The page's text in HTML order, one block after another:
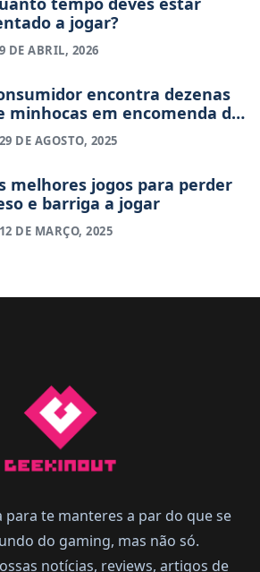
a jogar?
9 DE ABRIL, 2026
encontra dezenas
minhocas em encomenda de
29 DE AGOSTO, 2025
melhores jogos para perder
e barriga a jogar
12 DE MARÇO, 2025
te manteres a par do que se
do gaming, mas não só.
notícias, reviews, artigos de